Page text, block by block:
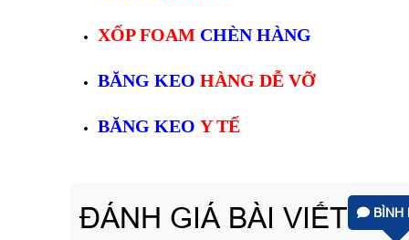
XỐP FOAM CHÈN HÀNG
BĂNG KEO HÀNG DỄ VỠ
BĂNG KEO Y TẾ
ĐÁNH GIÁ BÀI VIẾT BÌNH